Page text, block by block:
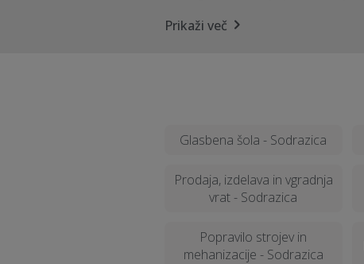
Prikaži več
Glasbena šola - Sodrazica
Prodaja, izdelava in vgradnja
vrat - Sodrazica
Popravilo strojev in
mehanizacije - Sodrazica